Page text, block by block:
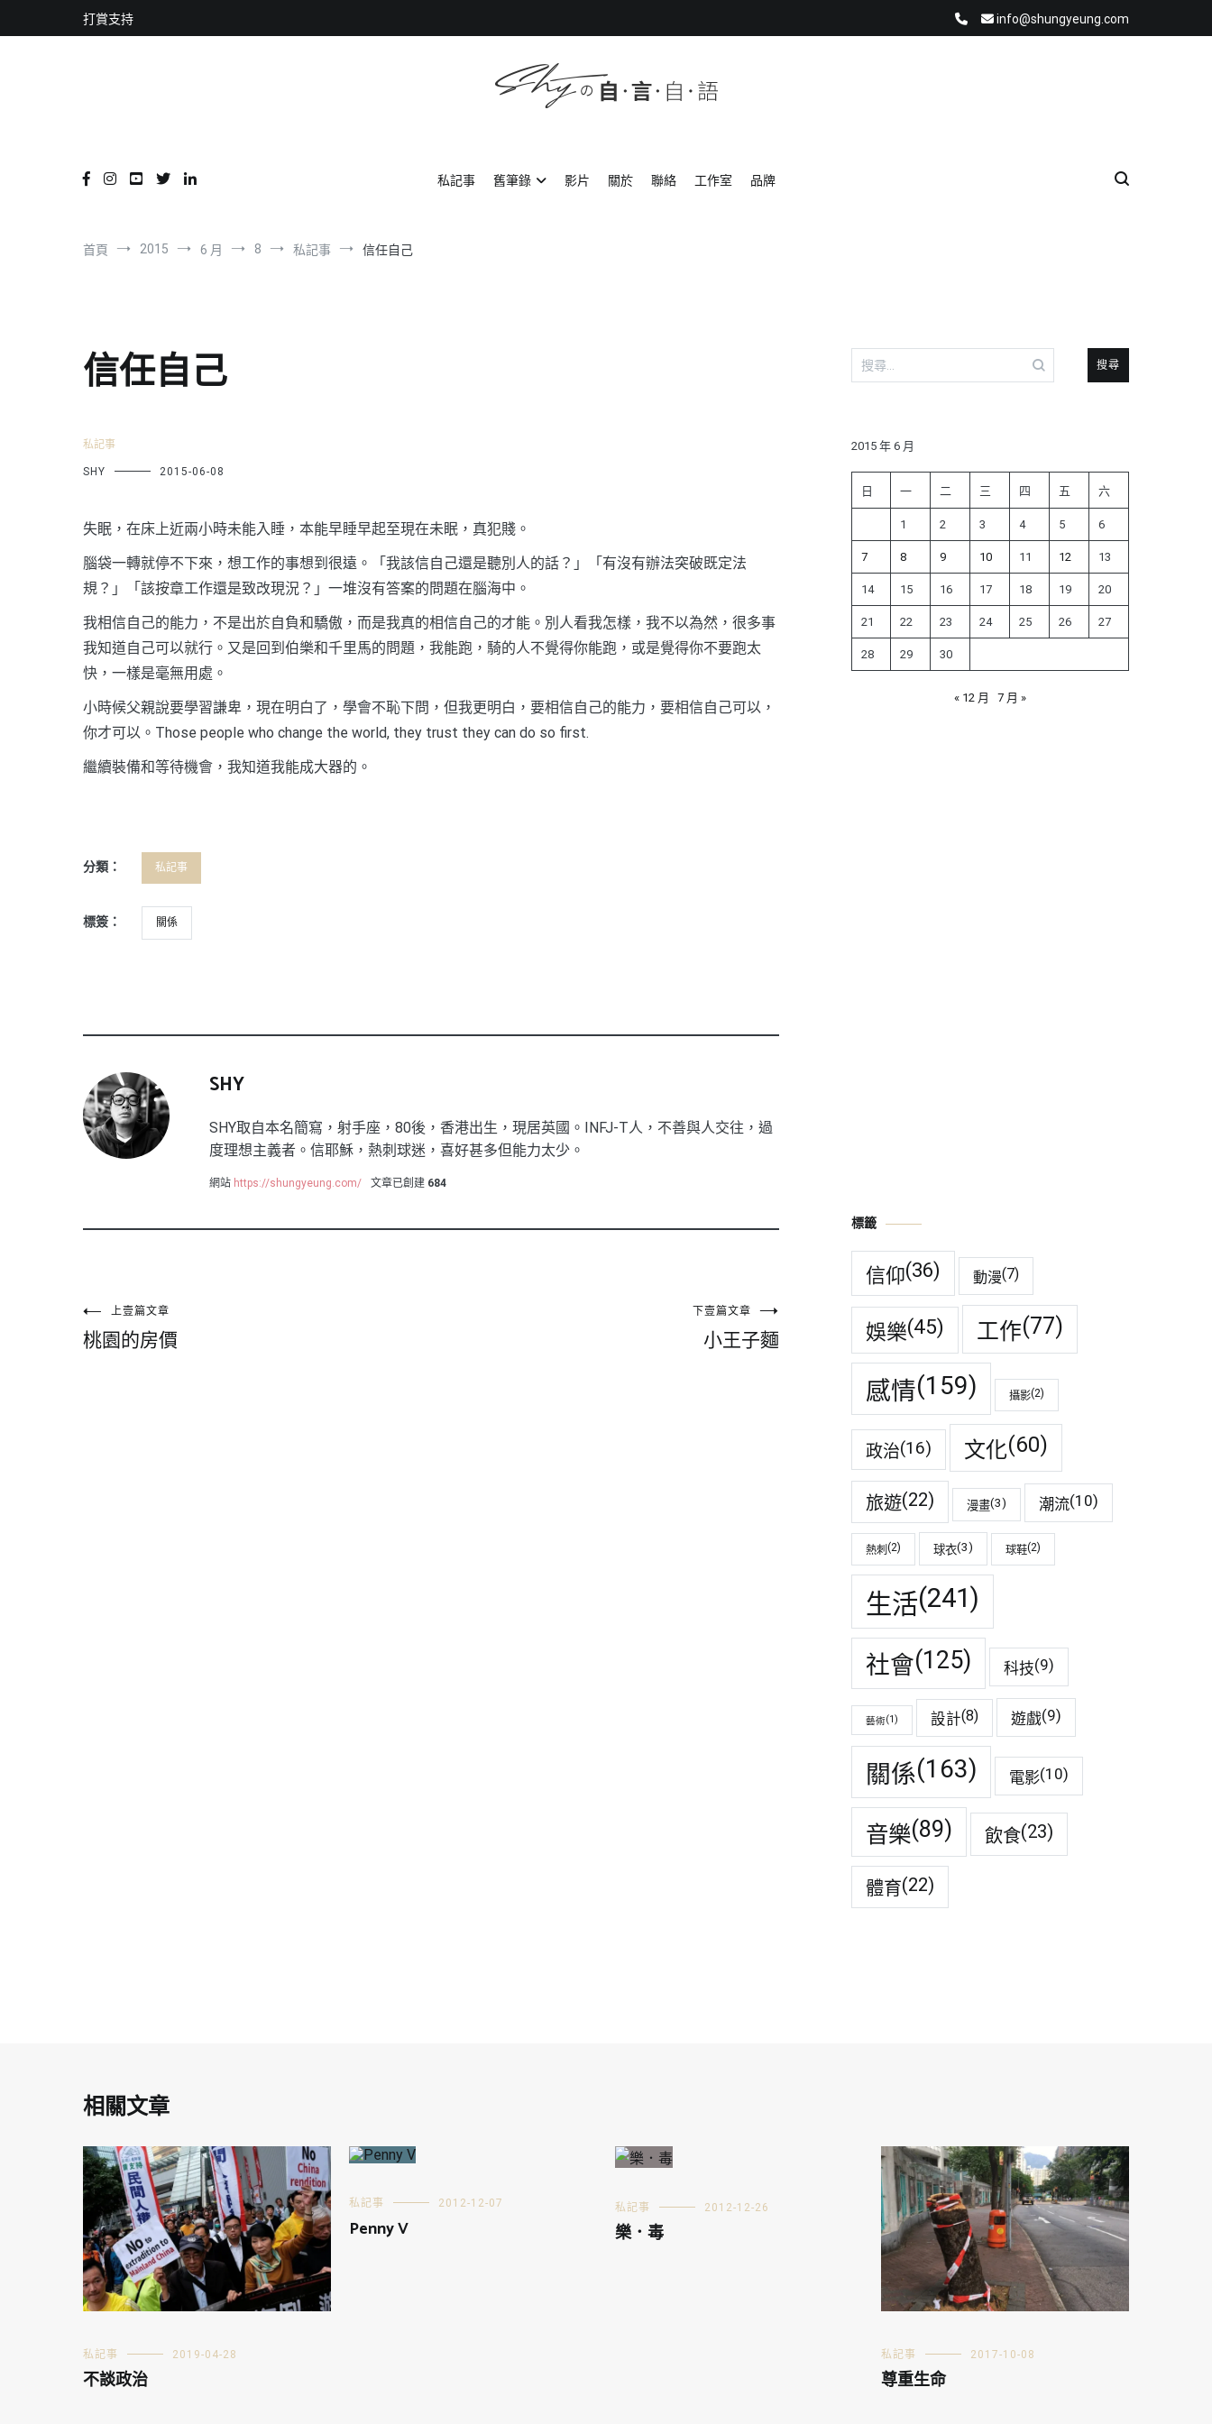
到
打賞支持 info@shungyeung.com
私記事 舊筆錄 影片 關於 聯絡 工作室 品牌
首頁 2015 6 月 8 私記事 信任自己
信任自己
私記事
SHY 2015-06-08
失眠，在床上近兩小時未能入睡，本能早睡早起至現在未眠，真犯賤。
腦袋一轉就停不下來，想工作的事想到很遠。「我該信自己還是聽別人的話？」「有沒有辦法突破既定法
規？」「該按章工作還是致改現況？」一堆沒有答案的問題在腦海中。
我相信自己的能力，不是出於自負和驕傲，而是我真的相信自己的才能。別人看我怎樣，我不以為然，很多事
我知道自己可以就行。又是回到伯樂和千里馬的問題，我能跑，騎的人不覺得你能跑，或是覺得你不要跑太
快，一樣是毫無用處。
小時候父親說要學習謙卑，現在明白了，學會不恥下問，但我更明白，要相信自己的能力，要相信自己可以，
你才可以。Those people who change the world, they trust they can do so first.
繼續裝備和等待機會，我知道我能成大器的。
分類： 私記事
標簽： 關係
SHY
SHY取自本名簡寫，射手座，80後，香港出生，現居英國。INFJ-T人，不善與人交往，過
度理想主義者。信耶穌，熱刺球迷，喜好甚多但能力太少。
網站 https://shungyeung.com/ 文章已創建 684
文上壹篇文章
桃園的房價
下壹篇文章
小王子麵
搜
尋
字:
2015 年 6 月
日 一 二 三 四 五 六
1 2 3 4 5 6
7 8 9 10 11 12 13
14 15 16 17 18 19 20
21 22 23 24 25 26 27
28 29 30
« 12 月 7 月 »
標籤
信仰(36) 動漫(7)
娛樂(45) 工作(77)
感情(159) 攝影(2)
政治(16) 文化(60)
旅遊(22) 漫畫(3) 潮流(10)
熱刺 (2) 球衣(3) 球鞋(2)
生活(241)
社會(125) 科技(9)
藝術(1) 設計(8) 遊戲(9)
關係(163) 電影(10)
音樂(89) 飲食(23)
體育(22)
相關文章
私記事 2019-04-28
不談政治
私記事 2012-12-07
Penny V
私記事 2012-12-26
樂．毒
私記事 2017-10-08
尊重生命